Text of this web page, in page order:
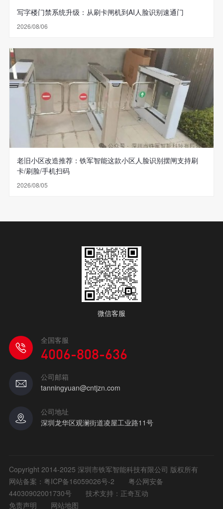
写字楼门禁系统升级：从刷卡闸机到AI人脸识别速通门
2026/08/06
老旧小区改造推荐：铁军智能这款小区人脸识别摆闸支持刷
卡/刷脸/手机扫码
2026/08/05
微信客服
全国客服
4006-808-636
公司邮箱
tanningyuan@cntjzn.com
公司地址
深圳龙华区观澜街道凌屋工业路11号
Copyright 2014-2025 深圳市铁军智能科技有限公司 版权所有
网站备案： 粤ICP备16059026号-2
粤公网安备
44030902001730号
技术支持：正奇互动
免责声明
网站地图